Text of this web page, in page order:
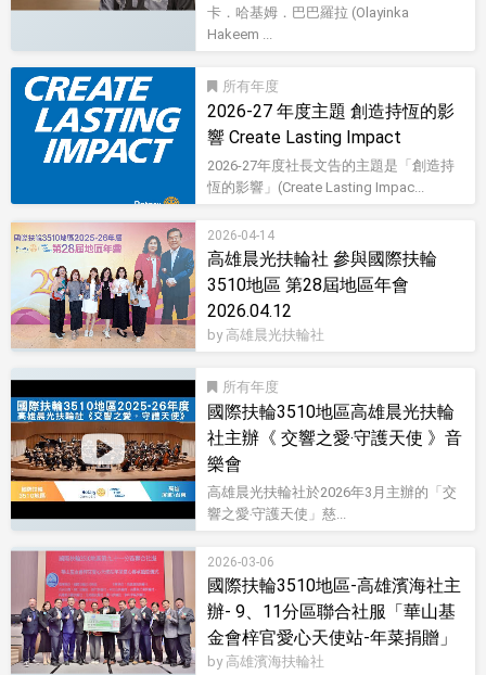
卡．哈基姆．巴巴羅拉 (Olayinka
Hakeem ...
所有
2026-27 年度主題 創造持恆的影
響 Create Lasting Impact
2026-27年度社長文告的主題是「創造持
恆的影響」(Create Lasting Impac...
2026-04-14
高雄晨光扶輪社 參與國際扶輪
3510地區 第28屆地區年會
2026.04.12
by 高雄晨光扶輪社
所有
國際扶輪3510地區高雄晨光扶輪
社主辦《 交響之愛‧守護天使 》音
樂會
高雄晨光扶輪社於2026年3月主辦的「交
響之愛‧守護天使」慈...
2026-03-06
國際扶輪3510地區-高雄濱海社主
辦- 9、11分區聯合社服「華山基
金會梓官愛心天使站-年菜捐贈」
by 高雄濱海扶輪社